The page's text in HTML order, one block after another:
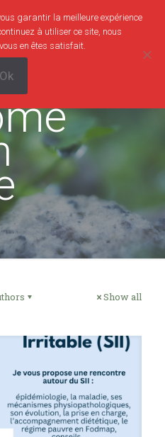
0
0,00€
Show all
garantir la meilleure expérience
à utiliser ce site, nous
en êtes satisfait.
Ok